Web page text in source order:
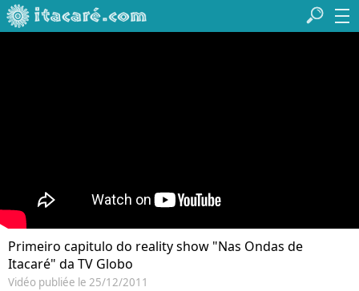
Primeiro capitulo do reality show "Nas Ondas de
Itacaré" da TV Globo
Vidéo publiée le 25/12/2011